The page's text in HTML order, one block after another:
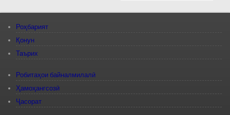
Роҳбарият
Қонун
Таърих
Робитаҳои байналмилалӣ
Ҳамоҳангсозӣ
Ҷасорат